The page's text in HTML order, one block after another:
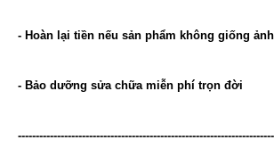
- Hoàn lại tiền nếu sản phẩm không giống
- Bảo dưỡng sửa chữa miễn phí trọn đời